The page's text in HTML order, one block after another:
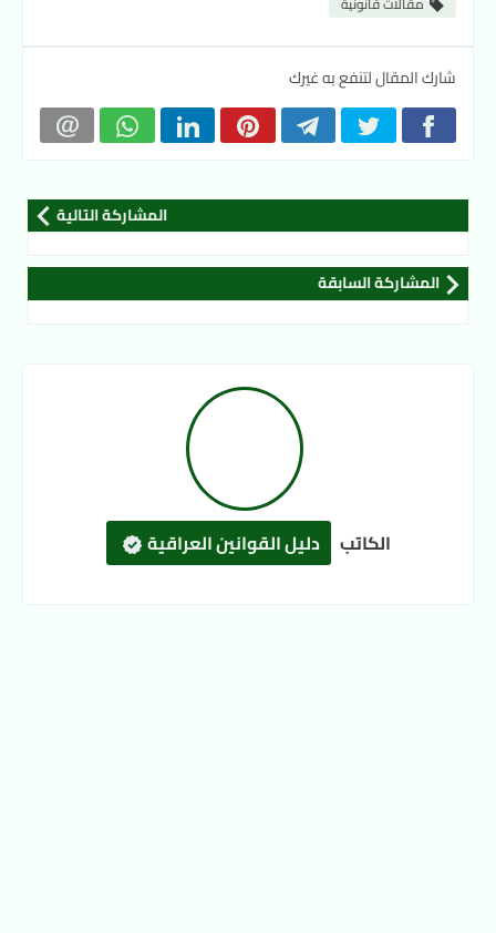
شارك المقال لتنفع به غيرك
المشاركة التالية
المشاركة السابقة
الكاتب دليل القوانين العراقية